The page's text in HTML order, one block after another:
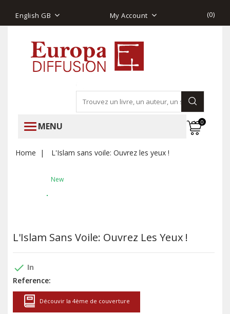
English GB My Account (0)
MENU 0
Home L'Islam sans voile: Ouvrez les yeux !
New
L'Islam Sans Voile: Ouvrez Les Yeux !
done In
Reference:
Découvir la 4ème de couverture